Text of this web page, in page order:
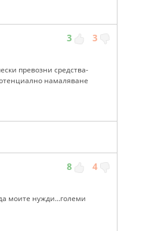
3 3
превозни средства-
намаляване
8 4
моите нужди...големи